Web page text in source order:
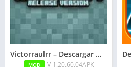
Victorraulrr – Descargar Minecraft 1.20.60.04 APK Mediafire para Android
MOD V-1.20.60.04APK